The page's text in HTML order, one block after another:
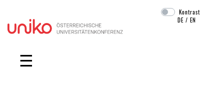
Navigation überspringen
Kontrast
DE /EN
☰